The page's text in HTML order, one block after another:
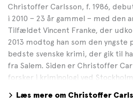
Christoffer Carlsson, f. 1986,
i 2010 – 23 år gammel – med den
Tilfældet Vincent Franke, der
2013 modtog han som den yngste
bedste svenske krimi, der gik til
fra Salem. Siden er Christoffer
forsker i kriminologi ved
Læs mere om Christoffer